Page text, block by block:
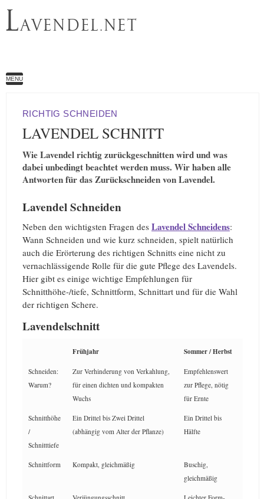
LAVENDEL.NET
MENU
RICHTIG SCHNEIDEN
LAVENDEL SCHNITT
Wie Lavendel richtig zurückgeschnitten wird und was
dabei unbedingt beachtet werden muss. Wir haben alle
Antworten für das Zurückschneiden von Lavendel.
Lavendel Schneiden
Neben den wichtigsten Fragen des Lavendel Schneidens:
Wann Schneiden und wie kurz schneiden, spielt natürlich
auch die Erörterung des richtigen Schnitts eine nicht zu
vernachlässigende Rolle für die gute Pflege des Lavendels.
Hier gibt es einige wichtige Empfehlungen für
Schnitthöhe-/tiefe, Schnittform, Schnittart und für die Wahl
der richtigen Schere.
Lavendelschnitt
Frühjahr Sommer / Herbst
Schneiden:
Warum?
Zur Verhinderung von Verkahlung,
für einen dichten und kompakten
Wuchs
Empfehlenswert
zur Pflege, nötig
für Ernte
Schnitthöhe
/
Schnitttiefe
Ein Drittel bis Zwei Drittel
(abhängig vom Alter der Pflanze)
Ein Drittel bis
Hälfte
Schnittform Kompakt, gleichmäßig
Buschig,
gleichmäßig